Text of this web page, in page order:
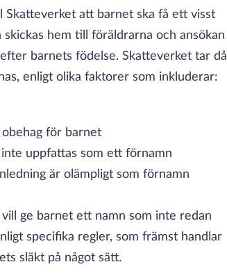
Skatteverket att barnet ska få ett visst
hem till föräldrarna och ansökan
barnets födelse. Skatteverket tar då
enligt olika faktorer som inkluderar:
för barnet
uppfattas som ett förnamn
är olämpligt som förnamn
ge barnet ett namn som inte redan
specifika regler, som främst handlar
släkt på något sätt.